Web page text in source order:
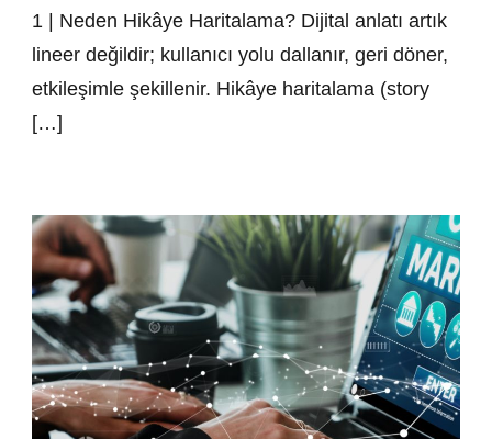
1 | Neden Hikâye Haritalama? Dijital anlatı artık
lineer değildir; kullanıcı yolu dallanır, geri döner,
etkileşimle şekillenir. Hikâye haritalama (story
[…]